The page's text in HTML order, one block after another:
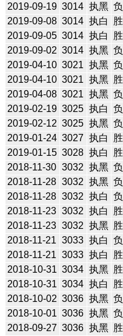
2019-09-19 3014 执黑 负
2019-09-08 3014 执白 胜
2019-09-05 3014 执白 胜
2019-09-02 3014 执黑 负
2019-04-10 3021 执黑 负
2019-04-10 3021 执黑 胜
2019-04-08 3021 执黑 负
2019-02-19 3025 执白 负
2019-02-12 3025 执黑 负
2019-01-24 3027 执白 胜
2019-01-15 3028 执白 胜
2018-11-30 3032 执黑 负
2018-11-28 3032 执黑 负
2018-11-28 3032 执白 负
2018-11-23 3032 执白 胜
2018-11-23 3032 执黑 胜
2018-11-21 3033 执白 负
2018-11-21 3033 执白 胜
2018-10-31 3034 执黑 胜
2018-10-31 3034 执白 胜
2018-10-02 3036 执黑 负
2018-10-01 3036 执黑 负
2018-09-27 3036 执黑 胜